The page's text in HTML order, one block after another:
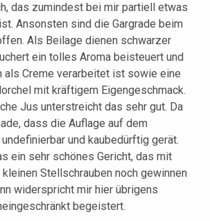
das zumindest bei mir partiell etwas
Ansonsten sind die Gargrade beim
Als Beilage dienen schwarzer
ein tolles Aroma beisteuert und
als Creme verarbeitet ist sowie eine
mit kräftigem Eigengeschmack.
Jus unterstreicht das sehr gut. Da
dass die Auflage auf dem
und kaubedürftig gerät.
ein sehr schönes Gericht, das mit
Stellschrauben noch gewinnen
widerspricht mir hier übrigens
begeistert.